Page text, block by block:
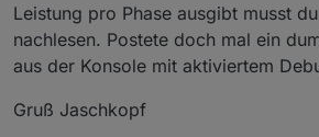
Ist es möglich die einzelnen
(Leistung/Strom)
Leistung pro Phase ausgibt musst
nachlesen. Postete doch mal ein
aus der Konsole mit aktiviertem
Gruß Jaschkopf